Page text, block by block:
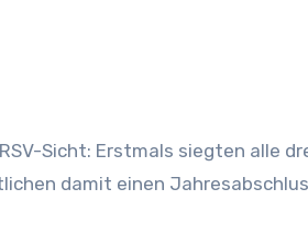
damit einen